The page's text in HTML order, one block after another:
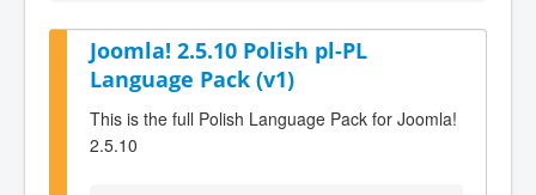
Joomla! 2.5.10 Polish pl-PL
Language Pack (v1)
This is the full Polish Language Pack for Joomla!
2.5.10